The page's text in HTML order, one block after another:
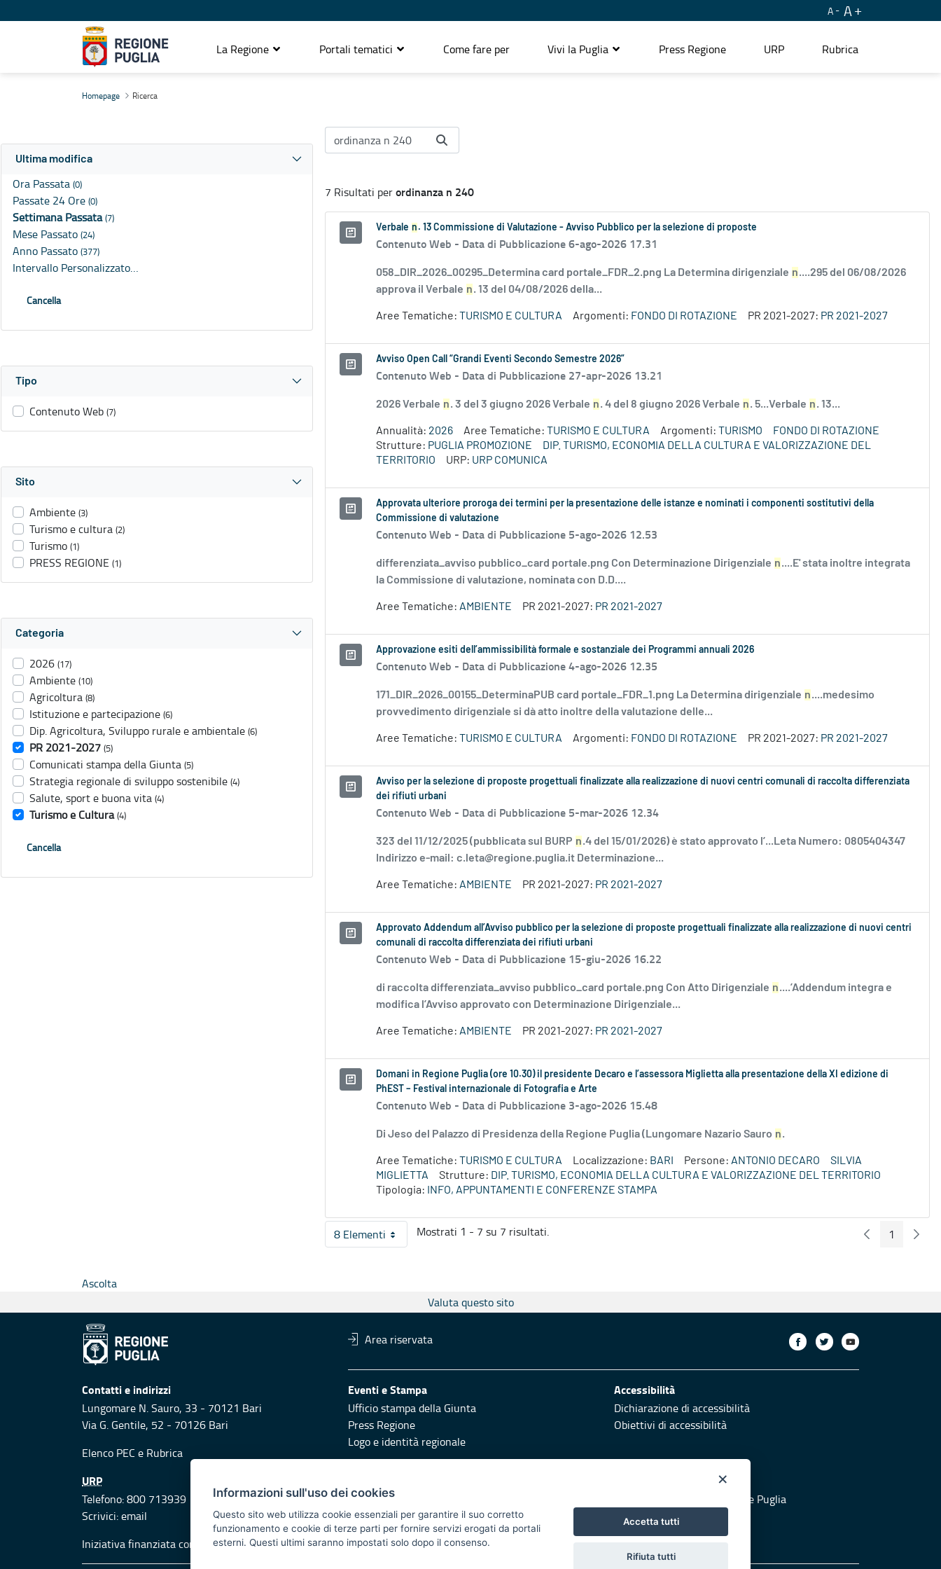
A A
La Regione Portali tematici Come fare per Vivi la Puglia Press Regione URP Rubrica
Homepage Ricerca
Ultima modifica
Ora Passata (0)
Passate 24 Ore (0)
Settimana Passata(7)
Mese Passato (24)
Anno Passato (377)
Intervallo Personalizzato…
Cancella
Tipo
Contenuto Web (7)
Sito
Ambiente (3)
Turismo e cultura (2)
Turismo (1)
PRESS REGIONE (1)
Categoria
2026 (17)
Ambiente (10)
Agricoltura (8)
Istituzione e partecipazione (6)
Dip. Agricoltura, Sviluppo rurale e ambientale (6)
PR 2021-2027 (5)
Comunicati stampa della Giunta (5)
Strategia regionale di sviluppo sostenibile (4)
Salute, sport e buona vita (4)
Turismo e Cultura (4)
Cancella
7 Risultati perordinanza n 240
Verbale n . 13 Commissione di Valutazione - Avviso Pubblico per la selezione di proposte
Contenuto Web - Data di Pubblicazione 6-ago-2026 17.31
058_DIR_2026_00295_Determina card portale_FDR_2.png La Determina dirigenziale n....295 del 06/08/2026
approva il Verbale n. 13 del 04/08/2026 della...
Aree Tematiche: TURISMO E CULTURA Argomenti: FONDO DI ROTAZIONE PR 2021-2027: PR 2021-2027
Avviso Open Call “Grandi Eventi Secondo Semestre 2026”
Contenuto Web - Data di Pubblicazione 27-apr-2026 13.21
2026 Verbale n. 3 del 3 giugno 2026 Verbale n. 4 del 8 giugno 2026 Verbale n. 5...Verbale n. 13...
Annualità: 2026 Aree Tematiche: TURISMO E CULTURA Argomenti: TURISMO
FONDO DI ROTAZIONE
Strutture: PUGLIA PROMOZIONE
DIP. TURISMO, ECONOMIA DELLA CULTURA E VALORIZZAZIONE DEL
TERRITORIO
URP: URP COMUNICA
Approvata ulteriore proroga dei termini per la presentazione delle istanze e nominati i componenti sostitutivi della
Commissione di valutazione
Contenuto Web - Data di Pubblicazione 5-ago-2026 12.53
differenziata_avviso pubblico_card portale.png Con Determinazione Dirigenziale n....E' stata inoltre integrata
la Commissione di valutazione, nominata con D.D....
Aree Tematiche: AMBIENTE PR 2021-2027: PR 2021-2027
Approvazione esiti dell’ammissibilità formale e sostanziale dei Programmi annuali 2026
Contenuto Web - Data di Pubblicazione 4-ago-2026 12.35
171_DIR_2026_00155_DeterminaPUB card portale_FDR_1.png La Determina dirigenziale n....medesimo
provvedimento dirigenziale si dà atto inoltre della valutazione delle...
Aree Tematiche: TURISMO E CULTURA Argomenti: FONDO DI ROTAZIONE PR 2021-2027: PR 2021-2027
Avviso per la selezione di proposte progettuali finalizzate alla realizzazione di nuovi centri comunali di raccolta differenziata
dei rifiuti urbani
Contenuto Web - Data di Pubblicazione 5-mar-2026 12.34
323 del 11/12/2025 (pubblicata sul BURP n.4 del 15/01/2026) è stato approvato l’...Leta Numero: 0805404347
Indirizzo e-mail: c.leta@regione.puglia.it Determinazione...
Aree Tematiche: AMBIENTE PR 2021-2027: PR 2021-2027
Approvato Addendum all’Avviso pubblico per la selezione di proposte progettuali finalizzate alla realizzazione di nuovi centri
comunali di raccolta differenziata dei rifiuti urbani
Contenuto Web - Data di Pubblicazione 15-giu-2026 16.22
di raccolta differenziata_avviso pubblico_card portale.png Con Atto Dirigenziale n....’Addendum integra e
modifica l’Avviso approvato con Determinazione Dirigenziale...
Aree Tematiche: AMBIENTE PR 2021-2027: PR 2021-2027
Domani in Regione Puglia (ore 10.30) il presidente Decaro e l’assessora Miglietta alla presentazione della XI edizione di
PhEST – Festival internazionale di Fotografia e Arte
Contenuto Web - Data di Pubblicazione 3-ago-2026 15.48
Di Jeso del Palazzo di Presidenza della Regione Puglia (Lungomare Nazario Sauro n.
Aree Tematiche: TURISMO E CULTURA Localizzazione: BARI Persone: ANTONIO DECARO
SILVIA
MIGLIETTA
Strutture: DIP. TURISMO, ECONOMIA DELLA CULTURA E VALORIZZAZIONE DEL TERRITORIO
Tipologia:
INFO, APPUNTAMENTI E CONFERENZE STAMPA
8 ElementiPer pagina
Mostrati 1 - 7 su 7 risultati. PaginaPagina
1
Ascolta
Valuta questo sito
Area riservata
Contatti e indirizzi
Lungomare N. Sauro, 33 - 70121 Bari
Via G. Gentile, 52 - 70126 Bari
Elenco PEC e Rubrica
Eventi e Stampa
Ufficio stampa della Giunta
Press Regione
Logo e identità regionale
Accessibilità
Dichiarazione di accessibilità
Obiettivi di accessibilità
URP
Telefono: 800 713939
Scrivici:email
Responsabili di pubblicazione Vai al sito di Protezione Civile Puglia
Iniziativa finanziata con risorse del POR Puglia 2014/2020 - Asse XI
×
Informazioni sull'uso dei cookies
Questo sito web utilizza cookie essenziali per garantire il suo corretto
funzionamento e cookie di terze parti per fornire servizi erogati da portali
esterni. Questi ultimi saranno impostati solo dopo il consenso.
Accetta tutti
Rifiuta tutti